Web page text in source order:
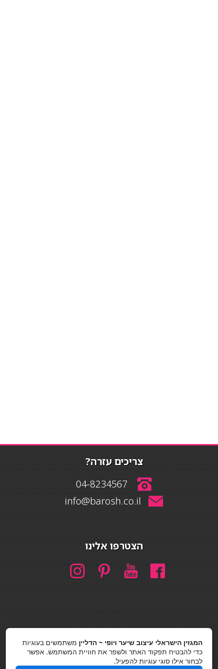
צריכים עזרה?
04-8234567
info@barosh.co.il
הצטרפו אלינו
חיפוש
חיפוש
כסאות בר
המגזין הישראלי עיצוב שיער ויופי ~ הדליין משתמשים בעוגיות
כדי להבטיח תפקוד האתר ולשפר את חוויית המשתמש. אפשר
לבחור אילו סוגי עוגיות להפעיל.